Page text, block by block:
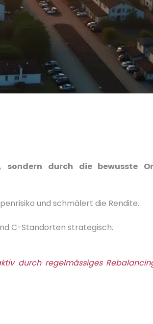
durch die bewusste
und schmälert die Rendite.
C-Standorten strategisch.
durch regelmässiges